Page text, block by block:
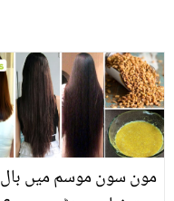
مون سون موسم میں بال